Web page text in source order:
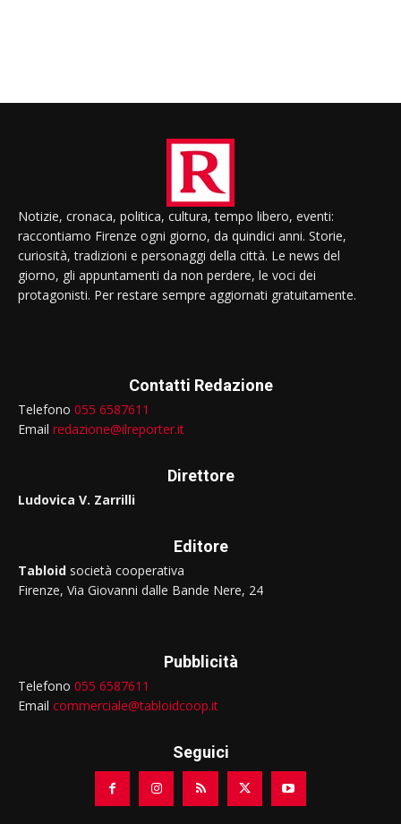
Notizie, cronaca, politica, cultura, tempo libero, eventi:
raccontiamo Firenze ogni giorno, da quindici anni. Storie,
curiosità, tradizioni e personaggi della città. Le news del
giorno, gli appuntamenti da non perdere, le voci dei
protagonisti. Per restare sempre aggiornati gratuitamente.
Contatti Redazione
Telefono 055 6587611
Email redazione@ilreporter.it
Direttore
Ludovica V. Zarrilli
Editore
Tabloid società cooperativa
Firenze, Via Giovanni dalle Bande Nere, 24
Pubblicità
Telefono 055 6587611
Email commerciale@tabloidcoop.it
Seguici